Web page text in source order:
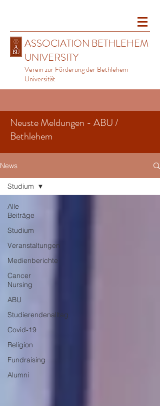
ASSOCIATION BETHLEHEM
UNIVERSITY
Verein zur Förderung der Bethlehem
Universität
Neuste Meldungen - ABU /
Bethlehem
News
Alle
Beiträge
Studium
Veranstaltungen
Medienberichte
Cancer
Nursing
ABU
Studierendenalltag
Covid-19
Religion
Fundraising
Alumni
Studium